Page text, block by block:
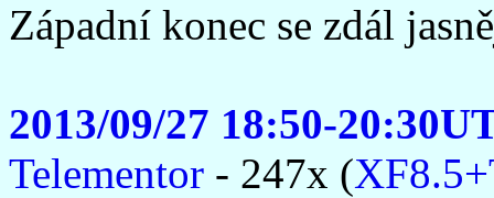
Západní konec se zdál
2013/09/27 18:50-
Telementor - 247x (